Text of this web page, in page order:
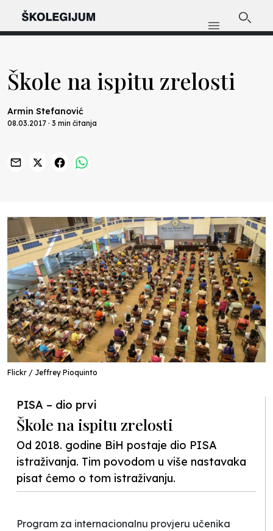
Škole na ispitu zrelosti
Armin Stefanović
08.03.2017 · 3 min čitanja
Flickr / Jeffrey Pioquinto
PISA – dio prvi
Škole na ispitu zrelosti
Od 2018. godine BiH postaje dio PISA
istraživanja. Tim povodom u više nastavaka
pisat ćemo o tom istraživanju.
Program za internacionalnu provjeru učenika